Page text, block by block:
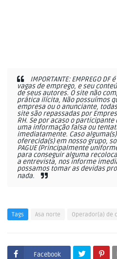
IMPORTANTE: EMPREGO
vagas de emprego, e seu
de seus autores. O site não
prática ilícita, Não possuímos
empresa ou o anunciante,
site são repassadas por
RH. Se por acaso o
uma informação falsa ou
imediatamente. Caso
oferecida(s) em nosso grupo,
PAGUE (Principalmente
para conseguir alguma
a entrevista, nos informe
possamos tomar as devidas
nada.
Tags Asa norte Operador(a) de
Facebook